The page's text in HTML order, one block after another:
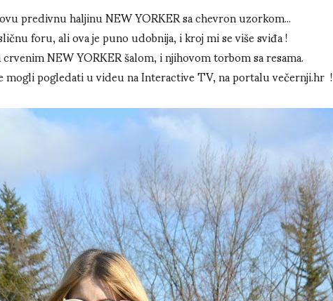
predivnu haljinu NEW YORKER sa chevron uzorkom...
foru, ali ova je puno udobnija, i kroj mi se više sviđa !
NEW YORKER šalom, i njihovom torbom sa resama.
pogledati u videu na Interactive TV, na portalu večernji.hr !